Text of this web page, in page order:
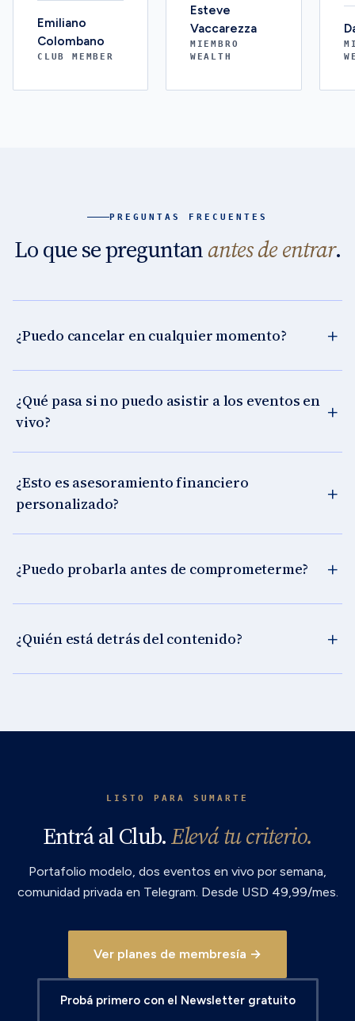
Emiliano
Colombano
CLUB MEMBER
Esteve
Vaccarezza
MIEMBRO
WEALTH
PREGUNTAS FRECUENTES
Lo que se preguntanantes de entrar.
¿Puedo cancelar en cualquier momento?
¿Qué pasa si no puedo asistir a los eventos en
vivo?
¿Esto es asesoramiento financiero
personalizado?
¿Puedo probarla antes de comprometerme?
¿Quién está detrás del contenido?
LISTO PARA SUMARTE
Entrá al Club.Elevá tu criterio.
Portafolio modelo, dos eventos en vivo por semana,
comunidad privada en Telegram. Desde USD 49,99/mes.
Ver planes de membresía →
Probá primero con el Newsletter gratuito